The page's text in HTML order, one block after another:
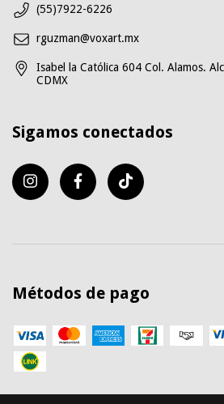
(55)7922-6226
rguzman@voxart.mx
Isabel la Católica 604 Col. Alamos.
CDMX
Sigamos conectados
Métodos de pago